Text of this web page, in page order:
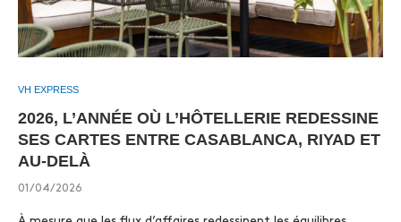
VH EXPRESS
2026, L’ANNÉE OÙ L’HÔTELLERIE REDESSINE
SES CARTES ENTRE CASABLANCA, RIYAD ET
AU-DELÀ
01/04/2026